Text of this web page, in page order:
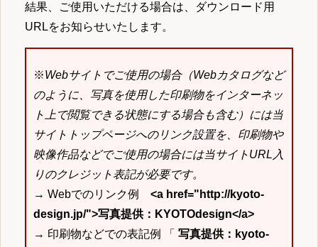
結果、ご使用いただける場合は、ダウンロード用
URLをお知らせいたします。
※Webサイトでご使用の場合（Webカタログなど
のように、写真を使用した印刷物をインターネッ
ト上で閲覧できる状態にする場合も含む）には当
サイトトップページへのリンク設置を、印刷物や
映像作品などでご使用の場合には当サイトURL入
りのクレジット表記が必要です。
→ Webでのリンク例 <a href="http://kyoto-
design.jp/">写真提供：KYOTOdesign</a>
→ 印刷物などでの表記例 「 写真提供：kyoto-